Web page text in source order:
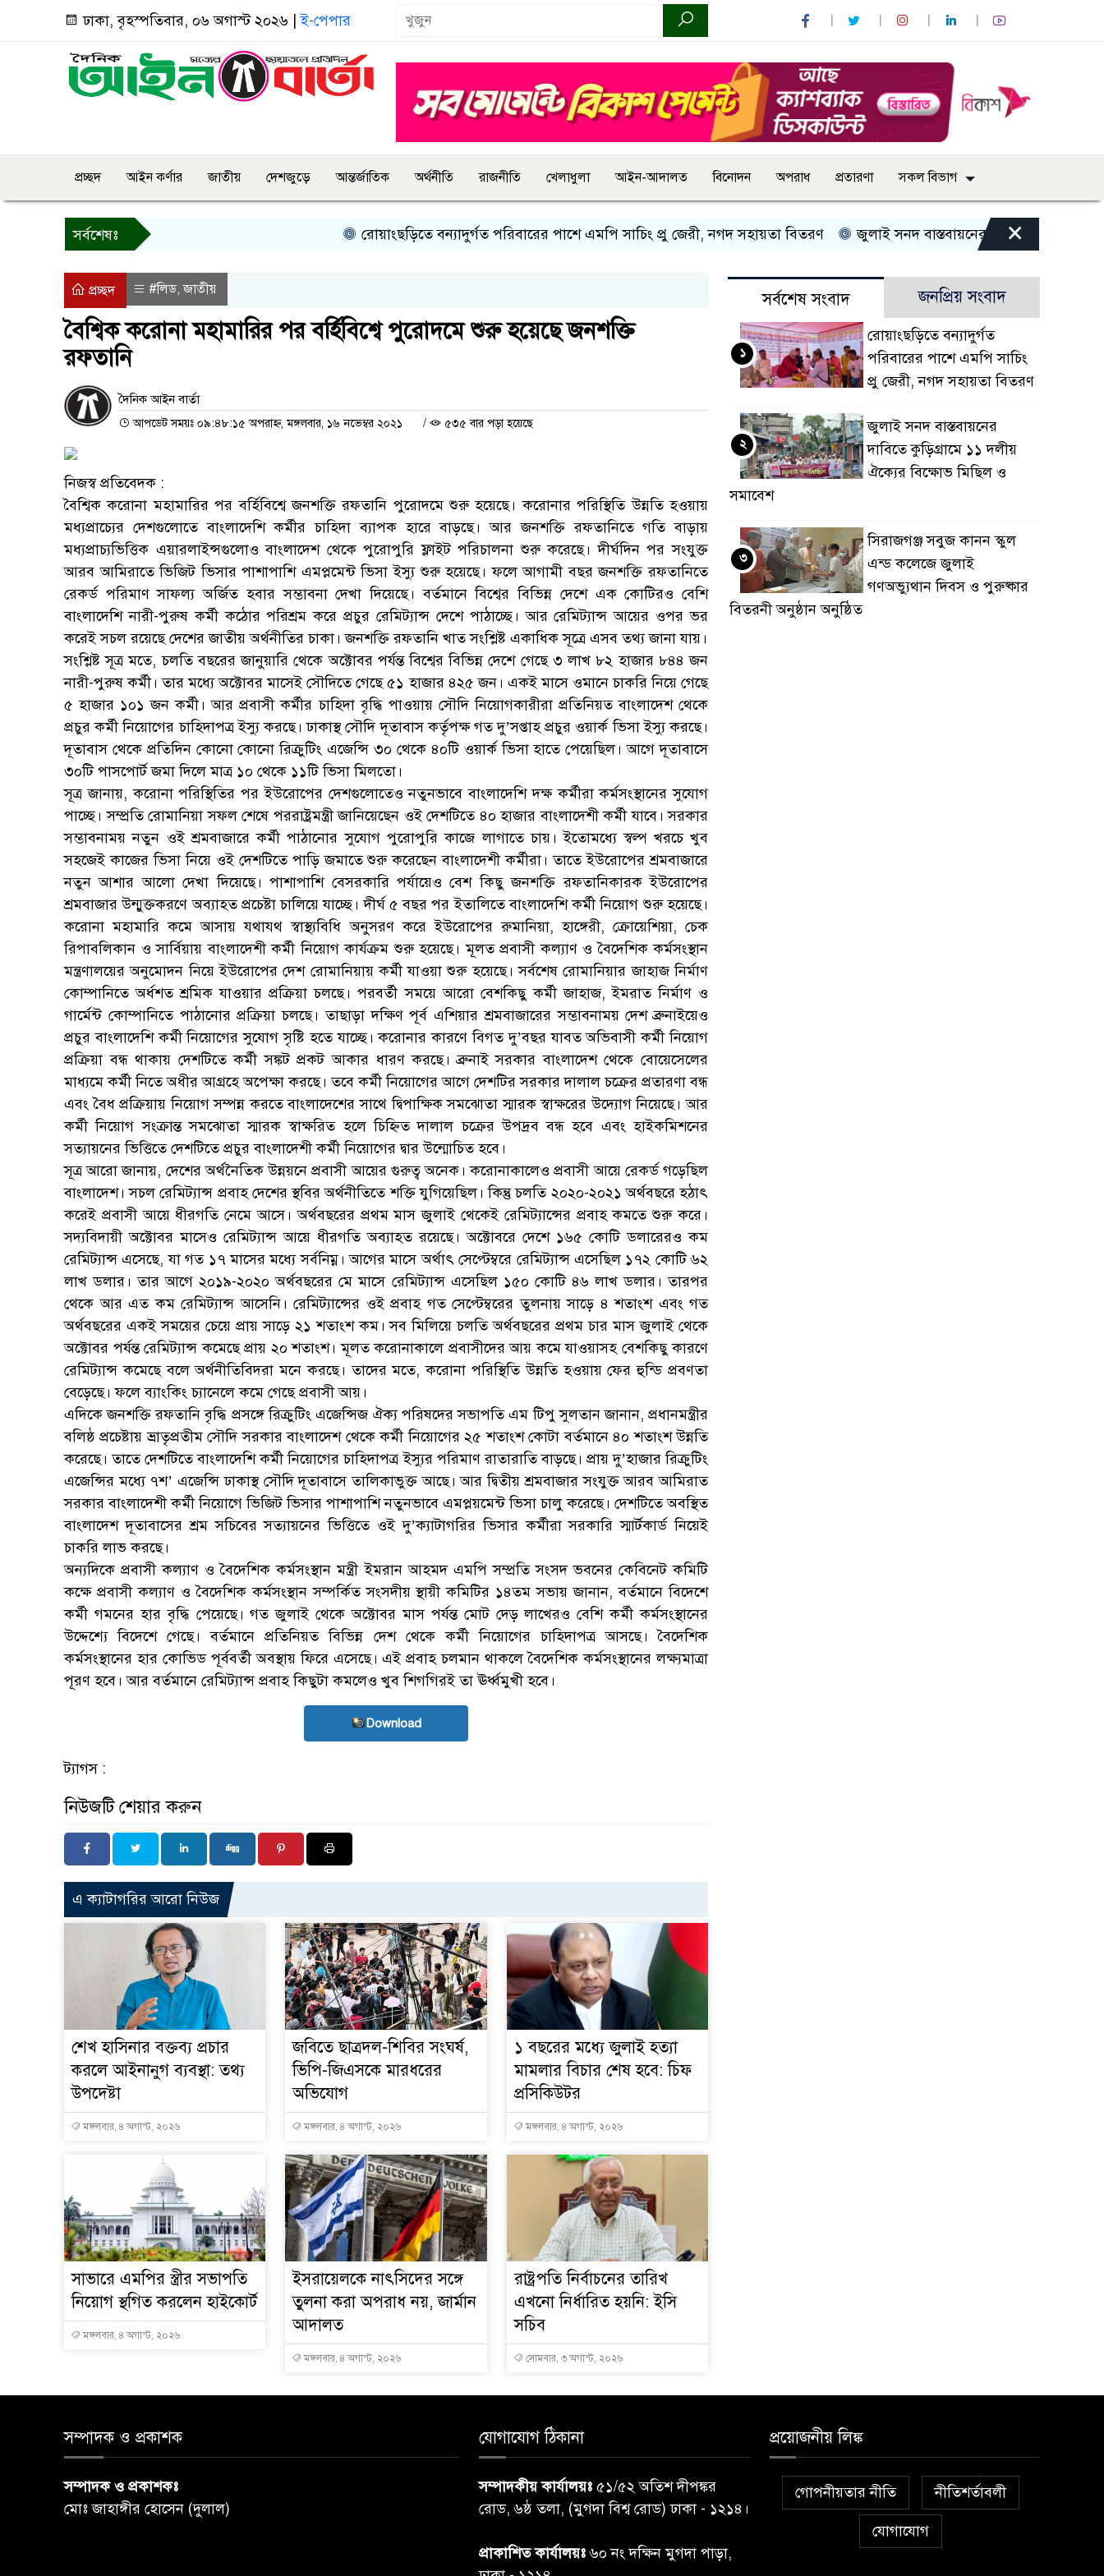
ঢাকা, বৃহস্পতিবার, ০৬ অগাস্ট ২০২৬ |ই-পেপার
প্রচ্ছদ আইন কর্ণার জাতীয় দেশজুড়ে আন্তর্জাতিক অর্থনীতি রাজনীতি খেলাধুলা আইন-আদালত বিনোদন অপরাধ প্রতারণা সকল বিভাগ
সর্বশেষঃ রোয়াংছড়িতে বন্যাদুর্গত পরিবারের পাশে এমপি সাচিং প্রু জেরী, নগদ সহায়তা বিতরণ জুলাই সনদ বাস্তবায়নের দাবিতে কুড়িগ্রামে ১১
×
প্রচ্ছদ #লিড,জাতীয়
বৈশ্বিক করোনা মহামারির পর বর্হিবিশ্বে পুরোদমে শুরু হয়েছে জনশক্তি
রফতানি
দৈনিক আইন বার্তা
আপডেট সময়ঃ ০৯:৪৮:১৫ অপরাহ্ন, মঙ্গলবার, ১৬ নভেম্বর ২০২১ / ৫৩৫ বার পড়া হয়েছে
নিজস্ব প্রতিবেদক :
বৈশ্বিক করোনা মহামারির পর বর্হিবিশ্বে জনশক্তি রফতানি পুরোদমে শুরু হয়েছে। করোনার পরিস্থিতি উন্নতি হওয়ায়
মধ্যপ্রাচ্যের দেশগুলোতে বাংলাদেশি কর্মীর চাহিদা ব্যাপক হারে বাড়ছে। আর জনশক্তি রফতানিতে গতি বাড়ায়
মধ্যপ্রাচ্যভিত্তিক এয়ারলাইন্সগুলোও বাংলাদেশ থেকে পুরোপুরি ফ্লাইট পরিচালনা শুরু করেছে। দীর্ঘদিন পর সংযুক্ত
আরব আমিরাতে ভিজিট ভিসার পাশাপাশি এমপ্লমেন্ট ভিসা ইস্যু শুরু হয়েছে। ফলে আগামী বছর জনশক্তি রফতানিতে
রেকর্ড পরিমাণ সাফল্য অর্জিত হবার সম্ভাবনা দেখা দিয়েছে। বর্তমানে বিশ্বের বিভিন্ন দেশে এক কোটিরও বেশি
বাংলাদেশি নারী-পুরুষ কর্মী কঠোর পরিশ্রম করে প্রচুর রেমিট্যান্স দেশে পাঠাচ্ছে। আর রেমিট্যান্স আয়ের ওপর ভর
করেই সচল রয়েছে দেশের জাতীয় অর্থনীতির চাকা। জনশক্তি রফতানি খাত সংশ্লিষ্ট একাধিক সূত্রে এসব তথ্য জানা যায়।
সংশ্লিষ্ট সূত্র মতে, চলতি বছরের জানুয়ারি থেকে অক্টোবর পর্যন্ত বিশ্বের বিভিন্ন দেশে গেছে ৩ লাখ ৮২ হাজার ৮৪৪ জন
নারী-পুরুষ কর্মী। তার মধ্যে অক্টোবর মাসেই সৌদিতে গেছে ৫১ হাজার ৪২৫ জন। একই মাসে ওমানে চাকরি নিয়ে গেছে
৫ হাজার ১০১ জন কর্মী। আর প্রবাসী কর্মীর চাহিদা বৃদ্ধি পাওয়ায় সৌদি নিয়োগকারীরা প্রতিনিয়ত বাংলাদেশ থেকে
প্রচুর কর্মী নিয়োগের চাহিদাপত্র ইস্যু করছে। ঢাকাস্থ সৌদি দূতাবাস কর্তৃপক্ষ গত দু’সপ্তাহ প্রচুর ওয়ার্ক ভিসা ইস্যু করছে।
দূতাবাস থেকে প্রতিদিন কোনো কোনো রিক্রুটিং এজেন্সি ৩০ থেকে ৪০টি ওয়ার্ক ভিসা হাতে পেয়েছিল। আগে দূতাবাসে
৩০টি পাসপোর্ট জমা দিলে মাত্র ১০ থেকে ১১টি ভিসা মিলতো।
সূত্র জানায়, করোনা পরিস্থিতির পর ইউরোপের দেশগুলোতেও নতুনভাবে বাংলাদেশি দক্ষ কর্মীরা কর্মসংস্থানের সুযোগ
পাচ্ছে। সম্প্রতি রোমানিয়া সফল শেষে পররাষ্ট্রমন্ত্রী জানিয়েছেন ওই দেশটিতে ৪০ হাজার বাংলাদেশী কর্মী যাবে। সরকার
সম্ভাবনাময় নতুন ওই শ্রমবাজারে কর্মী পাঠানোর সুযোগ পুরোপুরি কাজে লাগাতে চায়। ইতোমধ্যে স্বল্প খরচে খুব
সহজেই কাজের ভিসা নিয়ে ওই দেশটিতে পাড়ি জমাতে শুরু করেছেন বাংলাদেশী কর্মীরা। তাতে ইউরোপের শ্রমবাজারে
নতুন আশার আলো দেখা দিয়েছে। পাশাপাশি বেসরকারি পর্যায়েও বেশ কিছু জনশক্তি রফতানিকারক ইউরোপের
শ্রমবাজার উন্মুক্তকরণে অব্যাহত প্রচেষ্টা চালিয়ে যাচ্ছে। দীর্ঘ ৫ বছর পর ইতালিতে বাংলাদেশি কর্মী নিয়োগ শুরু হয়েছে।
করোনা মহামারি কমে আসায় যথাযথ স্বাস্থ্যবিধি অনুসরণ করে ইউরোপের রুমানিয়া, হাঙ্গেরী, ক্রোয়েশিয়া, চেক
রিপাবলিকান ও সার্বিয়ায় বাংলাদেশী কর্মী নিয়োগ কার্যক্রম শুরু হয়েছে। মূলত প্রবাসী কল্যাণ ও বৈদেশিক কর্মসংস্থান
মন্ত্রণালয়ের অনুমোদন নিয়ে ইউরোপের দেশ রোমানিয়ায় কর্মী যাওয়া শুরু হয়েছে। সর্বশেষ রোমানিয়ার জাহাজ নির্মাণ
কোম্পানিতে অর্ধশত শ্রমিক যাওয়ার প্রক্রিয়া চলছে। পরবর্তী সময়ে আরো বেশকিছু কর্মী জাহাজ, ইমরাত নির্মাণ ও
গার্মেন্ট কোম্পানিতে পাঠানোর প্রক্রিয়া চলছে। তাছাড়া দক্ষিণ পূর্ব এশিয়ার শ্রমবাজারের সম্ভাবনাময় দেশ ব্রুনাইয়েও
প্রচুর বাংলাদেশি কর্মী নিয়োগের সুযোগ সৃষ্টি হতে যাচ্ছে। করোনার কারণে বিগত দু’বছর যাবত অভিবাসী কর্মী নিয়োগ
প্রক্রিয়া বন্ধ থাকায় দেশটিতে কর্মী সঙ্কট প্রকট আকার ধারণ করছে। ব্রুনাই সরকার বাংলাদেশ থেকে বোয়েসেলের
মাধ্যমে কর্মী নিতে অধীর আগ্রহে অপেক্ষা করছে। তবে কর্মী নিয়োগের আগে দেশটির সরকার দালাল চক্রের প্রতারণা বন্ধ
এবং বৈধ প্রক্রিয়ায় নিয়োগ সম্পন্ন করতে বাংলাদেশের সাথে দ্বিপাক্ষিক সমঝোতা স্মারক স্বাক্ষরের উদ্যোগ নিয়েছে। আর
কর্মী নিয়োগ সংক্রান্ত সমঝোতা স্মারক স্বাক্ষরিত হলে চিহ্নিত দালাল চক্রের উপদ্রব বন্ধ হবে এবং হাইকমিশনের
সত্যায়নের ভিত্তিতে দেশটিতে প্রচুর বাংলাদেশী কর্মী নিয়োগের দ্বার উন্মোচিত হবে।
সূত্র আরো জানায়, দেশের অর্থনৈতিক উন্নয়নে প্রবাসী আয়ের গুরুত্ব অনেক। করোনাকালেও প্রবাসী আয়ে রেকর্ড গড়েছিল
বাংলাদেশ। সচল রেমিট্যান্স প্রবাহ দেশের স্থবির অর্থনীতিতে শক্তি যুগিয়েছিল। কিন্তু চলতি ২০২০-২০২১ অর্থবছরে হঠাৎ
করেই প্রবাসী আয়ে ধীরগতি নেমে আসে। অর্থবছরের প্রথম মাস জুলাই থেকেই রেমিট্যান্সের প্রবাহ কমতে শুরু করে।
সদ্যবিদায়ী অক্টোবর মাসেও রেমিট্যান্স আয়ে ধীরগতি অব্যাহত রয়েছে। অক্টোবরে দেশে ১৬৫ কোটি ডলারেরও কম
রেমিট্যান্স এসেছে, যা গত ১৭ মাসের মধ্যে সর্বনিম্ন। আগের মাসে অর্থাৎ সেপ্টেম্বরে রেমিট্যান্স এসেছিল ১৭২ কোটি ৬২
লাখ ডলার। তার আগে ২০১৯-২০২০ অর্থবছরের মে মাসে রেমিট্যান্স এসেছিল ১৫০ কোটি ৪৬ লাখ ডলার। তারপর
থেকে আর এত কম রেমিট্যান্স আসেনি। রেমিট্যান্সের ওই প্রবাহ গত সেপ্টেম্বরের তুলনায় সাড়ে ৪ শতাংশ এবং গত
অর্থবছরের একই সময়ের চেয়ে প্রায় সাড়ে ২১ শতাংশ কম। সব মিলিয়ে চলতি অর্থবছরের প্রথম চার মাস জুলাই থেকে
অক্টোবর পর্যন্ত রেমিট্যান্স কমেছে প্রায় ২০ শতাংশ। মূলত করোনাকালে প্রবাসীদের আয় কমে যাওয়াসহ বেশকিছু কারণে
রেমিট্যান্স কমেছে বলে অর্থনীতিবিদরা মনে করছে। তাদের মতে, করোনা পরিস্থিতি উন্নতি হওয়ায় ফের হুন্ডি প্রবণতা
বেড়েছে। ফলে ব্যাংকিং চ্যানেলে কমে গেছে প্রবাসী আয়।
এদিকে জনশক্তি রফতানি বৃদ্ধি প্রসঙ্গে রিক্রুটিং এজেন্সিজ ঐক্য পরিষদের সভাপতি এম টিপু সুলতান জানান, প্রধানমন্ত্রীর
বলিষ্ঠ প্রচেষ্টায় ভ্রাতৃপ্রতীম সৌদি সরকার বাংলাদেশ থেকে কর্মী নিয়োগের ২৫ শতাংশ কোটা বর্তমানে ৪০ শতাংশ উন্নতি
করেছে। তাতে দেশটিতে বাংলাদেশি কর্মী নিয়োগের চাহিদাপত্র ইস্যুর পরিমাণ রাতারাতি বাড়ছে। প্রায় দু’হাজার রিক্রুটিং
এজেন্সির মধ্যে ৭শ’ এজেন্সি ঢাকাস্থ সৌদি দূতাবাসে তালিকাভুক্ত আছে। আর দ্বিতীয় শ্রমবাজার সংযুক্ত আরব আমিরাত
সরকার বাংলাদেশী কর্মী নিয়োগে ভিজিট ভিসার পাশাপাশি নতুনভাবে এমপ্লয়মেন্ট ভিসা চালু করেছে। দেশটিতে অবস্থিত
বাংলাদেশ দূতাবাসের শ্রম সচিবের সত্যায়নের ভিত্তিতে ওই দু’ক্যাটাগরির ভিসার কর্মীরা সরকারি স্মার্টকার্ড নিয়েই
চাকরি লাভ করছে।
অন্যদিকে প্রবাসী কল্যাণ ও বৈদেশিক কর্মসংস্থান মন্ত্রী ইমরান আহমদ এমপি সম্প্রতি সংসদ ভবনের কেবিনেট কমিটি
কক্ষে প্রবাসী কল্যাণ ও বৈদেশিক কর্মসংস্থান সম্পর্কিত সংসদীয় স্থায়ী কমিটির ১৪তম সভায় জানান, বর্তমানে বিদেশে
কর্মী গমনের হার বৃদ্ধি পেয়েছে। গত জুলাই থেকে অক্টোবর মাস পর্যন্ত মোট দেড় লাখেরও বেশি কর্মী কর্মসংস্থানের
উদ্দেশ্যে বিদেশে গেছে। বর্তমানে প্রতিনিয়ত বিভিন্ন দেশ থেকে কর্মী নিয়োগের চাহিদাপত্র আসছে। বৈদেশিক
কর্মসংস্থানের হার কোভিড পূর্ববর্তী অবস্থায় ফিরে এসেছে। এই প্রবাহ চলমান থাকলে বৈদেশিক কর্মসংস্থানের লক্ষ্যমাত্রা
পূরণ হবে। আর বর্তমানে রেমিট্যান্স প্রবাহ কিছুটা কমলেও খুব শিগগিরই তা ঊর্ধ্বমুখী হবে।
Download
ট্যাগস :
নিউজটি শেয়ার করুন
এ ক্যাটাগরির আরো নিউজ
শেখ হাসিনার বক্তব্য প্রচার
করলে আইনানুগ ব্যবস্থা: তথ্য
উপদেষ্টা
মঙ্গলবার, ৪ অগাস্ট, ২০২৬
জবিতে ছাত্রদল-শিবির সংঘর্ষ,
ভিপি-জিএসকে মারধরের
অভিযোগ
মঙ্গলবার, ৪ অগাস্ট, ২০২৬
১ বছরের মধ্যে জুলাই হত্যা
মামলার বিচার শেষ হবে: চিফ
প্রসিকিউটর
মঙ্গলবার, ৪ অগাস্ট, ২০২৬
সাভারে এমপির স্ত্রীর সভাপতি
নিয়োগ স্থগিত করলেন হাইকোর্ট
মঙ্গলবার, ৪ অগাস্ট, ২০২৬
ইসরায়েলকে নাৎসিদের সঙ্গে
তুলনা করা অপরাধ নয়, জার্মান
আদালত
মঙ্গলবার, ৪ অগাস্ট, ২০২৬
রাষ্ট্রপতি নির্বাচনের তারিখ
এখনো নির্ধারিত হয়নি: ইসি
সচিব
সোমবার, ৩ অগাস্ট, ২০২৬
সর্বশেষ সংবাদ জনপ্রিয় সংবাদ
রোয়াংছড়িতে বন্যাদুর্গত
পরিবারের পাশে এমপি সাচিং
প্রু জেরী, নগদ সহায়তা বিতরণ
১
জুলাই সনদ বাস্তবায়নের
দাবিতে কুড়িগ্রামে ১১ দলীয়
ঐক্যের বিক্ষোভ মিছিল ও
সমাবেশ
২
সিরাজগঞ্জ সবুজ কানন স্কুল
এন্ড কলেজে জুলাই
গণঅভ্যুথান দিবস ও পুরুষ্কার
বিতরনী অনুষ্ঠান অনুষ্ঠিত
৩
সম্পাদক ও প্রকাশক
সম্পাদক ও প্রকাশকঃ
মোঃ জাহাঙ্গীর হোসেন (দুলাল)
যোগাযোগ ঠিকানা
সম্পাদকীয় কার্যালয়ঃ ৫১/৫২ অতিশ দীপঙ্কর
রোড, ৬ষ্ঠ তলা, (মুগদা বিশ্ব রোড) ঢাকা - ১২১৪।
প্রাকাশিত কার্যালয়ঃ৬০ নং দক্ষিন মুগদা পাড়া,
প্রয়োজনীয় লিঙ্ক
গোপনীয়তার নীতি নীতিশর্তাবলী
যোগাযোগ